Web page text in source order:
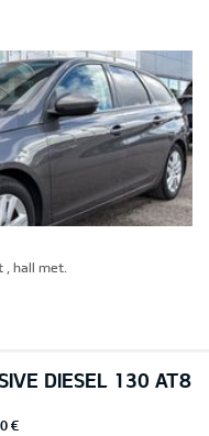
, hall met.
DIESEL 130 AT8
€